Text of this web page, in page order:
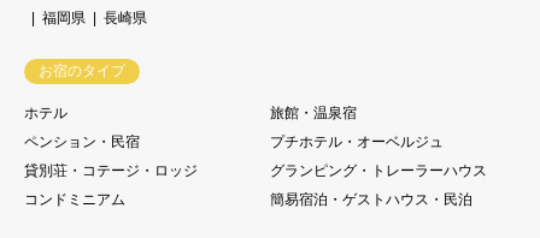
福岡県
長崎県
お宿のタイプ
ホテル
旅館・温泉宿
ペンション・民宿
プチホテル・オーベルジュ
貸別荘・コテージ・ロッジ
グランピング・トレーラーハウス
コンドミニアム
簡易宿泊・ゲストハウス・民泊